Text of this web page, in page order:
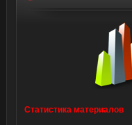
Статистика материалов